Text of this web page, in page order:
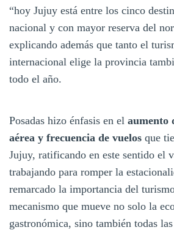
“hoy Jujuy está entre los cinco
nacional y con mayor reserva del
explicando además que tanto el
internacional elige la provincia
todo el año.
Posadas hizo énfasis en el aumento
aérea y frecuencia de vuelos que
Jujuy, ratificando en este sentido el
trabajando para romper la
remarcado la importancia del
mecanismo que mueve no solo la
gastronómica, sino también todas